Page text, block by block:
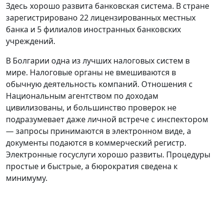
Здесь хорошо развита банковская система. В стране
зарегистрировано 22 лицензированных местных
банка и 5 филиалов иностранных банковских
учреждений.
В Болгарии одна из лучших налоговых систем в
мире. Налоговые органы не вмешиваются в
обычную деятельность компаний. Отношения с
Национальным агентством по доходам
цивилизованы, и большинство проверок не
подразумевает даже личной встрече с инспектором
— запросы принимаются в электронном виде, а
документы подаются в коммерческий регистр.
Электронные госуслуги хорошо развиты. Процедуры
простые и быстрые, а бюрократия сведена к
минимуму.